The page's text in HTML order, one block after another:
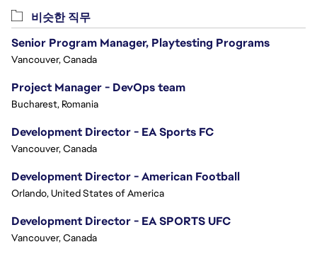
비슷한 직무
Senior Program Manager, Playtesting Programs
Vancouver, Canada
Project Manager - DevOps team
Bucharest, Romania
Development Director - EA Sports FC
Vancouver, Canada
Development Director - American Football
Orlando, United States of America
Development Director - EA SPORTS UFC
Vancouver, Canada